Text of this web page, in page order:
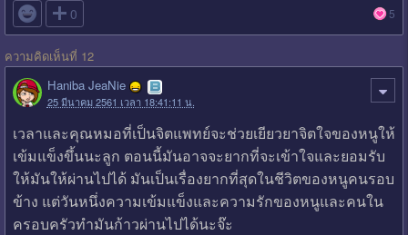
 0 5
ความคิดเห็นที่ 12
Haniba JeaNie
25 มีนาคม 2561 เวลา 18:41:11 น.
เวลาและคุณหมอที่เป็นจิตแพทย์จะช่วยเยียวยาจิตใจของหนูให้
เข้มแข็งขึ้นนะลูก ตอนนี้มันอาจจะยากที่จะเข้าใจและยอมรับ
ให้มันให้ผ่านไปได้ มันเป็นเรื่องยากที่สุดในชีวิตของหนูคนรอบ
ข้าง แต่วันหนึ่งความเข้มแข็งและความรักของหนูและคนใน
ครอบครัวทำมันก้าวผ่านไปได้นะจ๊ะ